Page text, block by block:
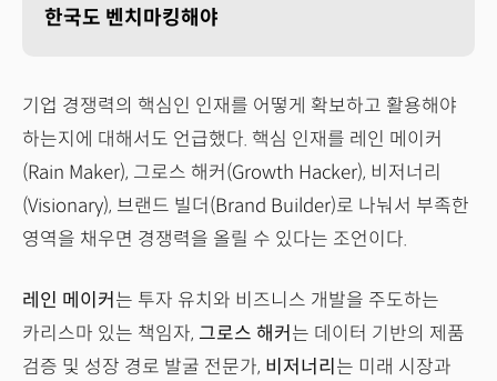
한국도 벤치마킹해야
기업 경쟁력의 핵심인 인재를 어떻게 확보하고 활용해야
하는지에 대해서도 언급했다. 핵심 인재를 레인 메이커
(Rain Maker), 그로스 해커(Growth Hacker), 비저너리
(Visionary), 브랜드 빌더(Brand Builder)로 나눠서 부족한
영역을 채우면 경쟁력을 올릴 수 있다는 조언이다.
레인 메이커 는 투자 유치와 비즈니스 개발을 주도하는
카리스마 있는 책임자, 그로스 해커 는 데이터 기반의 제품
검증 및 성장 경로 발굴 전문가, 비저너리 는 미래 시장과